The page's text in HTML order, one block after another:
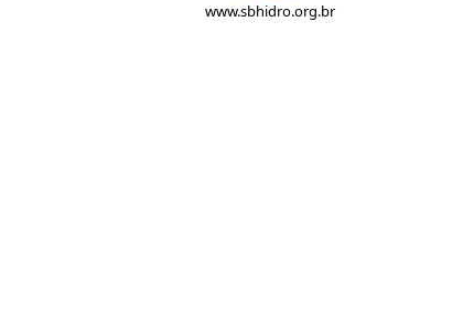
www.sbhidro.org.br